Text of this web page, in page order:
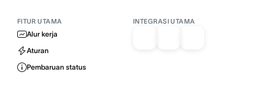
FITUR UTAMA
Alur kerja
Aturan
Pembaruan status
INTEGRASI UTAMA